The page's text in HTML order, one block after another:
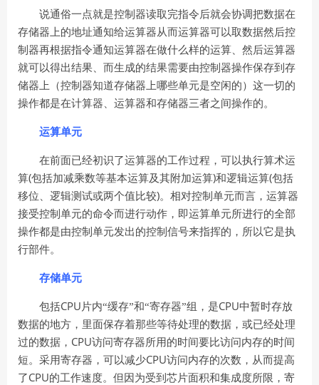
说通俗一点就是控制器读取完指令后就会协调把数据在
存储器上的地址通知给运算器从而运算器可以取数据然后控
制器再根据指令通知运算器在做什么样的运算、然后运算器
就可以得出结果、而生成的结果需要由控制器操作保存到存
储器上（控制器知道存储器上哪些单元是空闲的）这一切的
操作都是在计算器、运算器和存储器三者之间操作的。
运算单元
在前面已经初识了运算器的工作过程，可以执行算术运
算(包括加减乘数等基本运算及其附加运算)和逻辑运算(包括
移位、逻辑测试或两个值比较)。相对控制单元而言，运算器
接受控制单元的命令而进行动作，即运算单元所进行的全部
操作都是由控制单元发出的控制信号来指挥的，所以它是执
行部件。
存储单元
包括CPU 片内“缓存”和“寄存器”组，是CPU中暂时存放
数据的地方，里面保存着那些等待处理的数据，或已经处理
过的数据， CPU访问寄存器所用的时间要比访问内存的时间
短。采用寄存器，可以减少CPU访问内存的次数，从而提高
了CPU的工作速度。但因为受到芯片面积和集成度所限，寄